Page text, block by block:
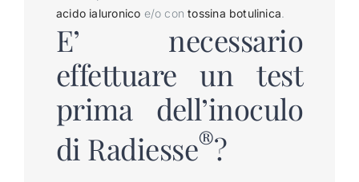
acido ialuronico e/o contossina botulinica
E’ necessario
effettuare un test
prima dell’inoculo
di Radiesse®?